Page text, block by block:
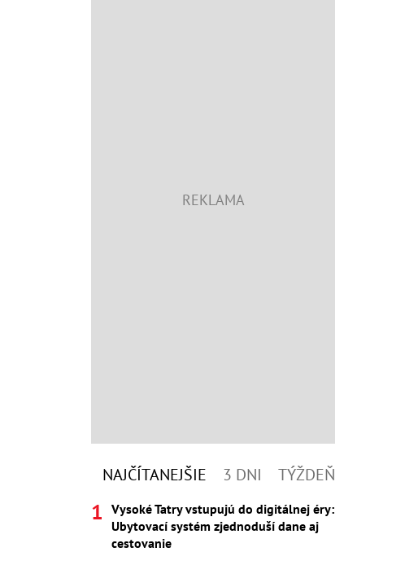
NAJČÍTANEJŠIE 3 DNI TÝŽDEŇ
Vysoké Tatry vstupujú do digitálnej éry:
Ubytovací systém zjednoduší dane aj
cestovanie